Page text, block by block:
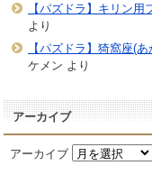
【パズドラ】キリン
より
【パズドラ】猗窩座(
ケメン より
アーカイブ
アーカイブ